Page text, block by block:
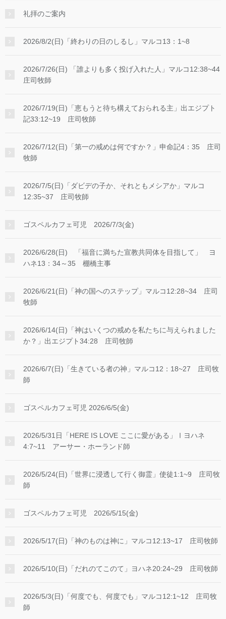
礼拝のご案内
2026/8/2(日)「終わりの日のしるし」マルコ13：1~8
2026/7/26(日) 「誰よりも多く投げ入れた人」マルコ12:38~44
庄司牧師
2026/7/19(日)「恵もうと待ち構えておられる主」出エジプト
記33:12~19 庄司牧師
2026/7/12(日)「第一の戒めは何ですか？」申命記4：35 庄司
牧師
2026/7/5(日)「ダビデの子か、それともメシアか」マルコ
12:35~37 庄司牧師
ゴスペルカフェ可児 2026/7/3(金)
2026/6/28(日) 「福音に満ちた宣教共同体を目指して」 ヨ
ハネ13：34～35 棚橋主事
2026/6/21(日)「神の国へのステップ」マルコ12:28~34 庄司
牧師
2026/6/14(日)「神はいくつの戒めを私たちに与えられました
か？」出エジプト34:28 庄司牧師
2026/6/7(日)「生きている者の神」マルコ12：18~27 庄司牧
師
ゴスペルカフェ可児 2026/6/5(金)
2026/5/31日「HERE IS LOVE ここに愛がある」Ⅰヨハネ
4:7~11 アーサー・ホーランド師
2026/5/24(日)「世界に浸透して行く御霊」使徒1:1~9 庄司牧
師
ゴスペルカフェ可児 2026/5/15(金)
2026/5/17(日)「神のものは神に」マルコ12:13~17 庄司牧師
2026/5/10(日)「だれのてこのて」ヨハネ20:24~29 庄司牧師
2026/5/3(日)「何度でも、何度でも」マルコ12:1~12 庄司牧
師